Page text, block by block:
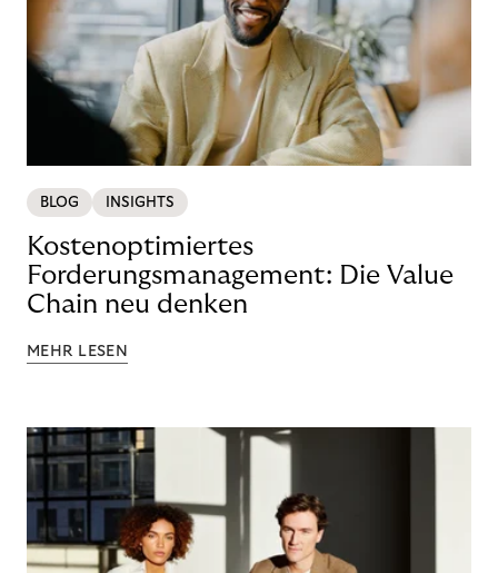
BLOG INSIGHTS
Kostenoptimiertes
Forderungsmanagement: Die Value
Chain neu denken
MEHR LESEN